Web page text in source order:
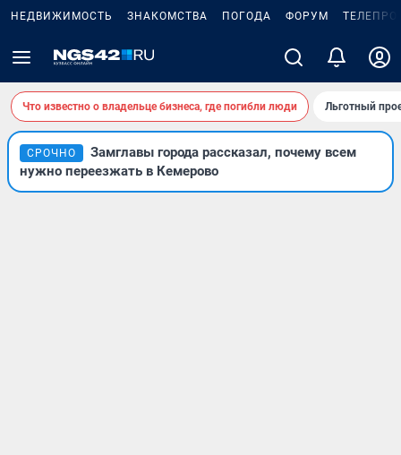
НЕДВИЖИМОСТЬ ЗНАКОМСТВА ПОГОДА ФОРУМ
Что известно о владельце бизнеса, где погибли люди Льготный
СРОЧНО
Замглавы города рассказал, почему всем
нужно переезжать в Кемерово